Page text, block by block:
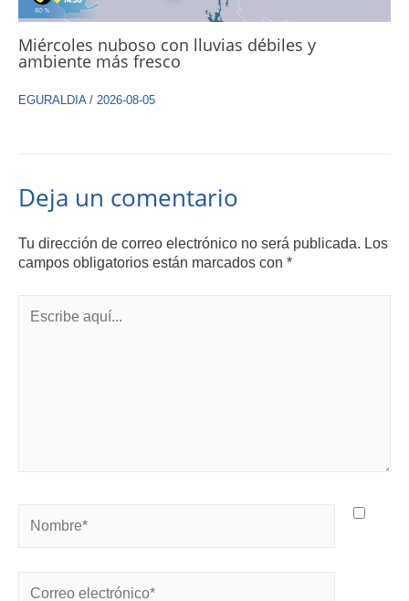
Miércoles nuboso con lluvias débiles y
ambiente más fresco
EGURALDIA/ 2026-08-05
Deja un comentario
Tu dirección de correo electrónico no será publicada. Los
campos obligatorios están marcados con *